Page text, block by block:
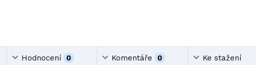
Hodnocení 0 Komentáře 0 Ke stažení